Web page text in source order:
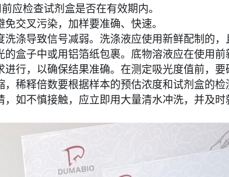
检查试剂盒是否在有效期内。
交叉污染，加样要准确、快速。
涤导致信号减弱。洗涤液应使用新鲜配制的
盒子中或用铝箔纸包裹。底物溶液应在使用
行，以确保结果准确。在测定吸光度值前，
稀释倍数要根据样本的预估浓度和试剂盒的
如不慎接触，应立即用大量清水冲洗，并及